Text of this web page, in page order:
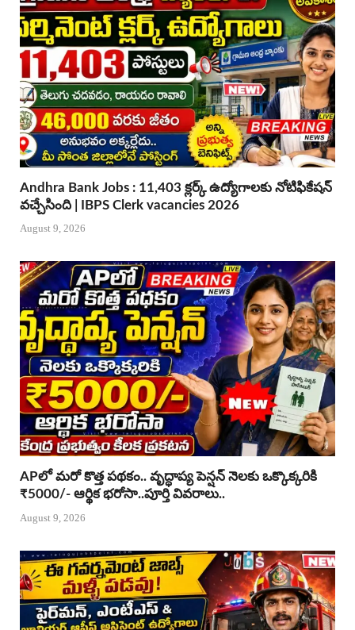
Andhra Bank Jobs : 11,403 క్లర్క్ ఉద్యోగాలకు నోటిఫికేషన్
వచ్చేసింది | IBPS Clerk vacancies 2026
August 9, 2026
APలో మరో కొత్త పథకం.. వృద్ధాప్య పెన్షన్ నెలకు ఒక్కొక్కరికి
₹5000/- ఆర్థిక భరోసా..పూర్తి వివరాలు..
August 9, 2026